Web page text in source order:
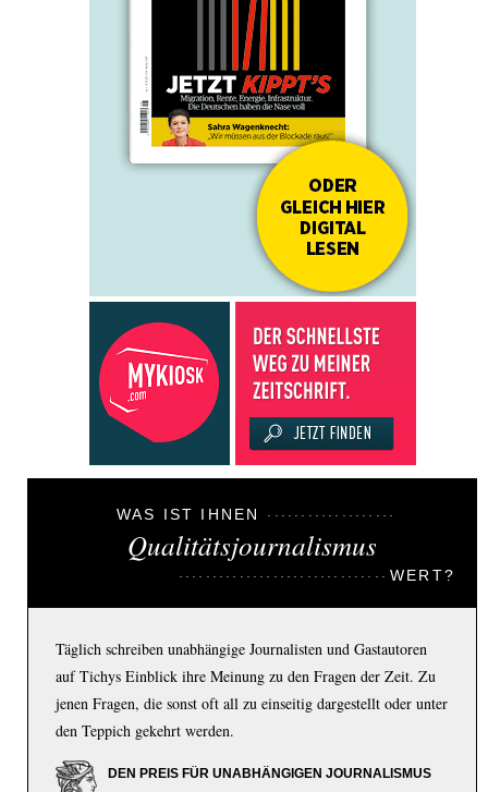
WAS IST IHNEN
Qualitätsjournalismus
WERT?
Täglich schreiben unabhängige Journalisten und Gastautoren
auf Tichys Einblick ihre Meinung zu den Fragen der Zeit. Zu
jenen Fragen, die sonst oft all zu einseitig dargestellt oder unter
den Teppich gekehrt werden.
DEN PREIS FÜR UNABHÄNGIGEN JOURNALISMUS